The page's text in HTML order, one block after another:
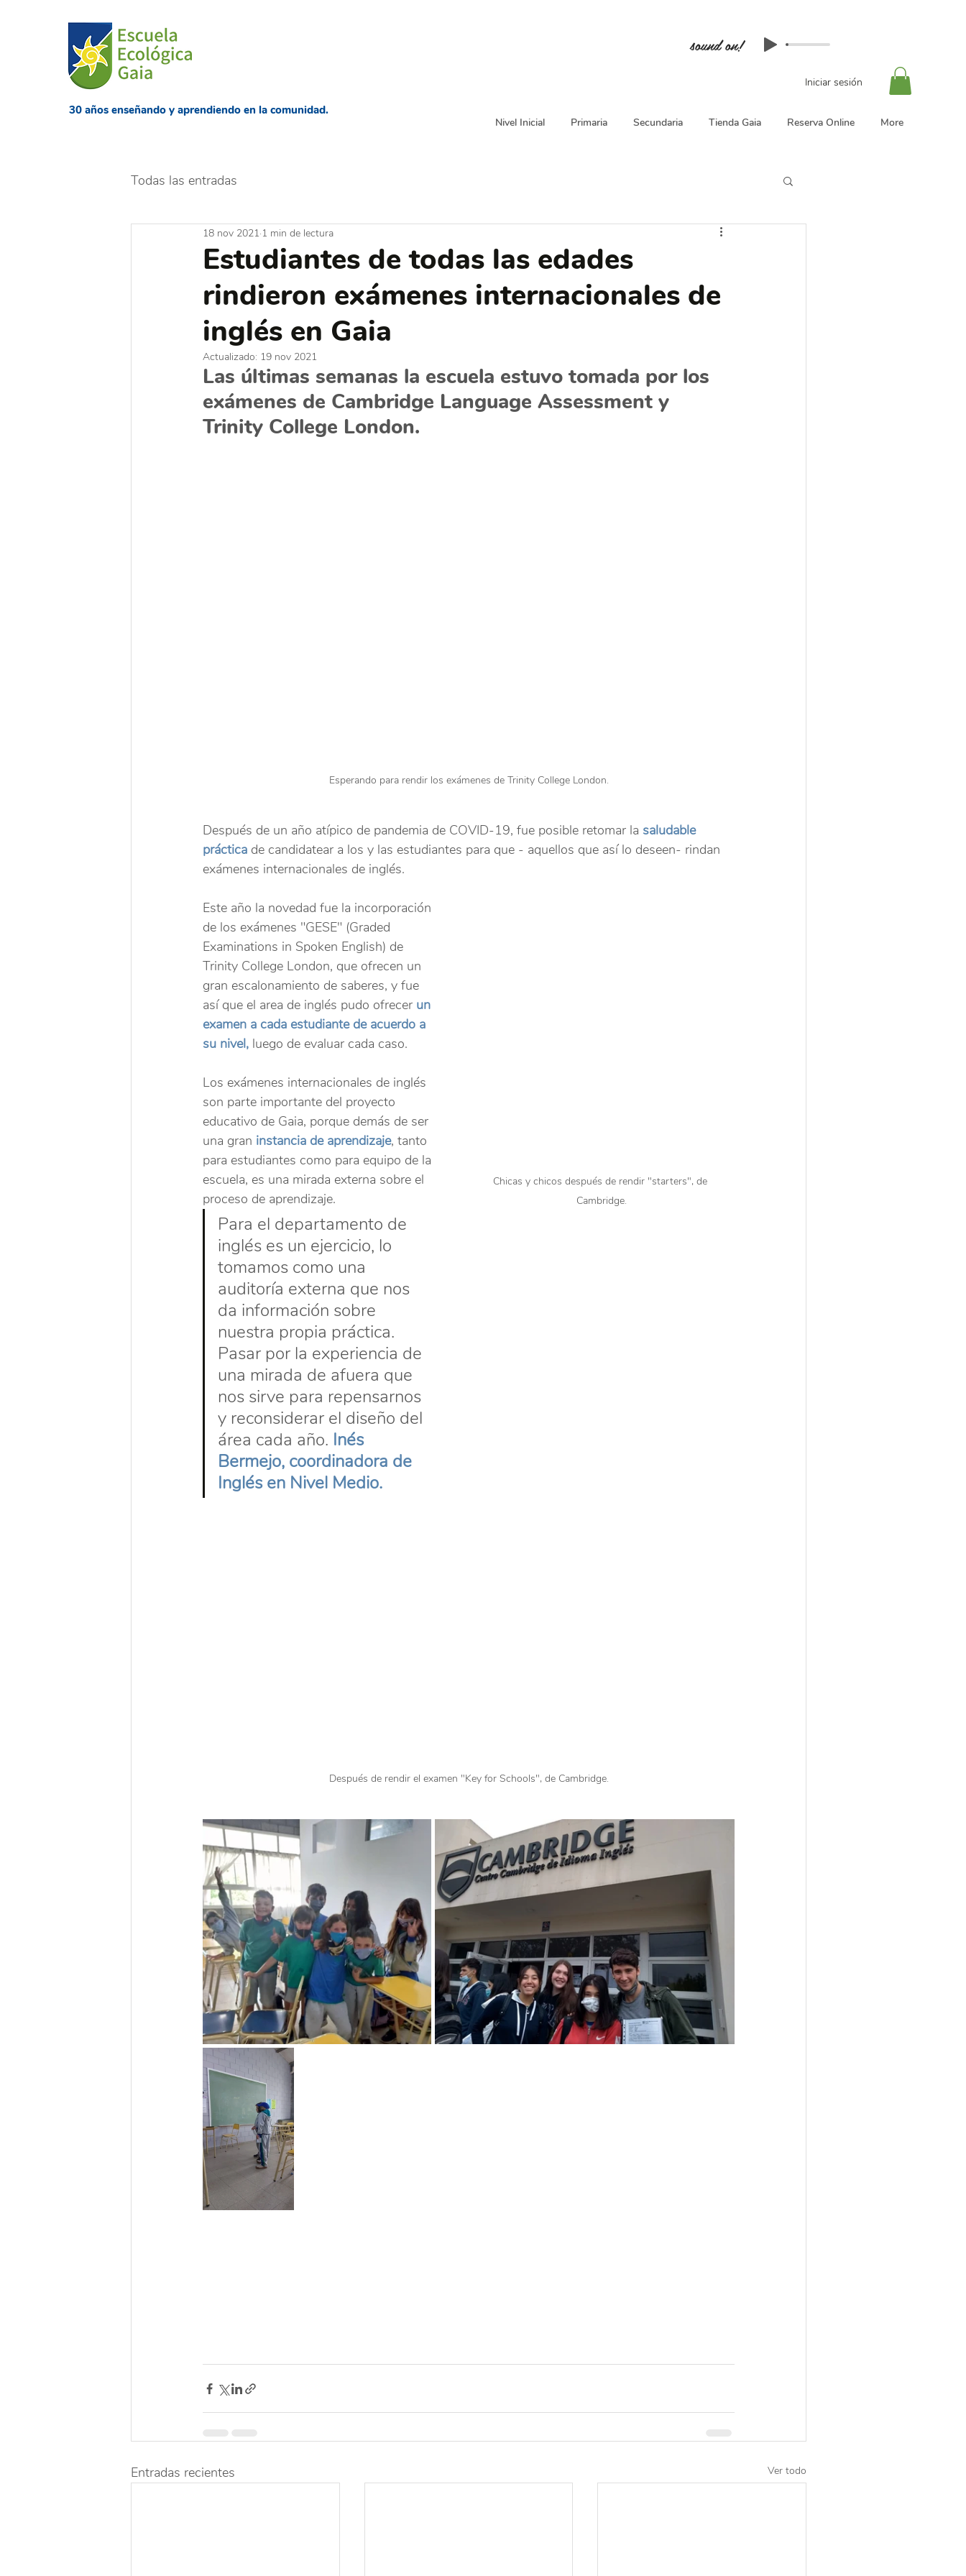
​30 años enseñando y aprendiendo en la comunidad.
sound on!
Iniciar sesión
Nivel Inicial Primaria Secundaria Tienda Gaia Reserva Online More
Todas las entradas
Estudiantes de todas las edades
rindieron exámenes internacionales de
inglés en Gaia
18 nov 2021 1 min de lectura
Actualizado: 19 nov 2021
Las últimas semanas la escuela estuvo tomada por los
exámenes de Cambridge Language Assessment y
Trinity College London.
Esperando para rendir los exámenes de Trinity College London.
Después de un año atípico de pandemia de COVID-19, fue posible retomar la saludable
práctica de candidatear a los y las estudiantes para que - aquellos que así lo deseen- rindan
exámenes internacionales de inglés.
Chicas y chicos después de rendir "starters", de
Cambridge.
Este año la novedad fue la incorporación
de los exámenes "GESE" (Graded
Examinations in Spoken English) de
Trinity College London, que ofrecen un
gran escalonamiento de saberes, y fue
así que el area de inglés pudo ofrecer un
examen a cada estudiante de acuerdo a
su nivel, luego de evaluar cada caso.
Los exámenes internacionales de inglés
son parte importante del proyecto
educativo de Gaia, porque demás de ser
una gran instancia de aprendizaje, tanto
para estudiantes como para equipo de la
escuela, es una mirada externa sobre el
proceso de aprendizaje.
Para el departamento de
inglés es un ejercicio, lo
tomamos como una
auditoría externa que nos
da información sobre
nuestra propia práctica.
Pasar por la experiencia de
una mirada de afuera que
nos sirve para repensarnos
y reconsiderar el diseño del
área cada año. Inés
Bermejo, coordinadora de
Inglés en Nivel Medio.
Después de rendir el examen "Key for Schools", de Cambridge.
Entradas recientes Ver todo